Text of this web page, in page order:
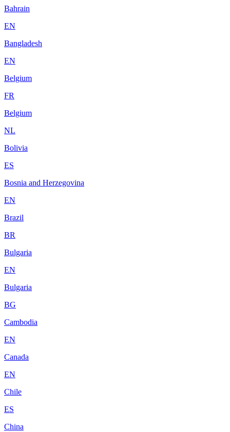
Bahrain
EN
Bangladesh
EN
Belgium
FR
Belgium
NL
Bolivia
ES
Bosnia and Herzegovina
EN
Brazil
BR
Bulgaria
EN
Bulgaria
BG
Cambodia
EN
Canada
EN
Chile
ES
China